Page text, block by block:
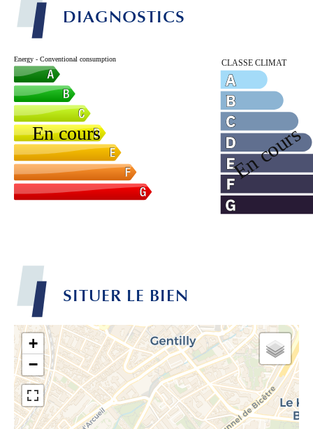
DIAGNOSTICS
SITUER LE BIEN
+
−